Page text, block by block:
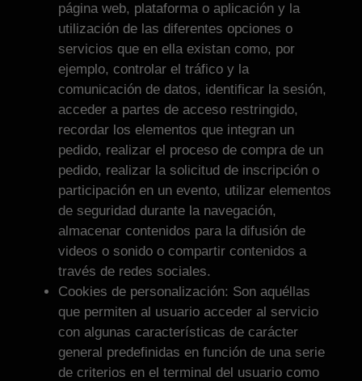
página web, plataforma o aplicación y la
utilización de las diferentes opciones o
servicios que en ella existan como, por
ejemplo, controlar el tráfico y la
comunicación de datos, identificar la sesión,
acceder a partes de acceso restringido,
recordar los elementos que integran un
pedido, realizar el proceso de compra de un
pedido, realizar la solicitud de inscripción o
participación en un evento, utilizar elementos
de seguridad durante la navegación,
almacenar contenidos para la difusión de
videos o sonido o compartir contenidos a
través de redes sociales.
Cookies de personalización: Son aquéllas
que permiten al usuario acceder al servicio
con algunas características de carácter
general predefinidas en función de una serie
de criterios en el terminal del usuario como